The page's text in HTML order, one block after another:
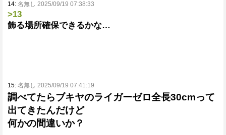
14: 名無し 2025/09/19 07:38:33
>13
飾る場所確保できるかな…
15: 名無し 2025/09/19 07:41:19
調べてたらブキヤのライガーゼロ全長30cmって
出てきたんだけど
何かの間違いか？